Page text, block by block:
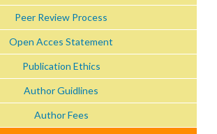
Peer Review Process
Open Acces Statement
Publication Ethics
Author Guidlines
Author Fees